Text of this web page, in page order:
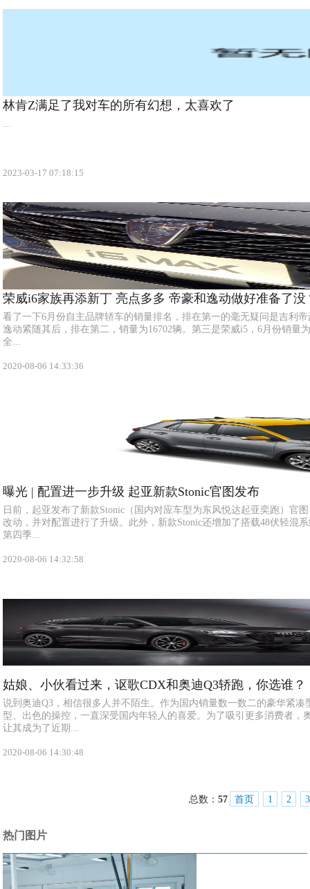
林肯Z满足了我对车的所有幻想，太喜欢了
...
2023-03-17 07:18:15
荣威i6家族再添新丁 亮点多多 帝豪和逸动做好准备了没
看了一下6月份自主品牌轿车的销量排名，排在第一的毫无疑问是吉利
逸动紧随其后，排在第二，销量为16702辆。第三是荣威i5，6月份销量
全...
2020-08-06 14:33:36
曝光 | 配置进一步升级 起亚新款Stonic官图发布
日前，起亚发布了新款Stonic（国内对应车型为东风悦达起亚奕跑）官
改动，并对配置进行了升级。此外，新款Stonic还增加了搭载48伏轻混
第四季...
2020-08-06 14:32:58
姑娘、小伙看过来，讴歌CDX和奥迪Q3轿跑，你选谁？
说到奥迪Q3，相信很多人并不陌生。作为国内销量数一数二的豪华紧凑
型、出色的操控，一直深受国内年轻人的喜爱。为了吸引更多消费者，
让其成为了近期...
2020-08-06 14:30:48
总数： 57 首页 1 2 3
热门图片